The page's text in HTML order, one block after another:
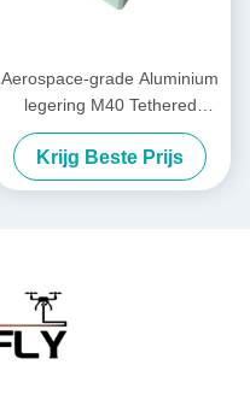
Aerospace-grade Aluminium
legering M40 Tethered
Lighting System IP54 Kitefly
Krijg Beste Prijs